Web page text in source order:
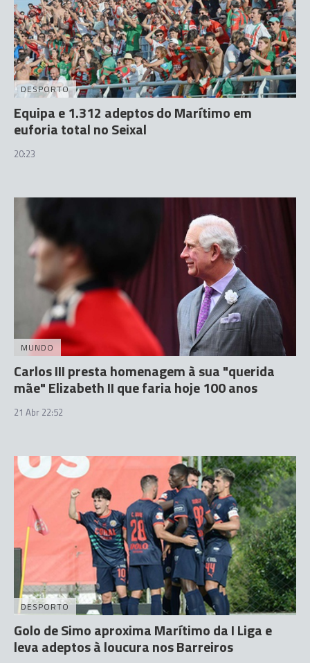
DESPORTO
Equipa e 1.312 adeptos do Marítimo em
euforia total no Seixal
20:23
MUNDO
Carlos III presta homenagem à sua "querida
mãe" Elizabeth II que faria hoje 100 anos
21 Abr 22:52
DESPORTO
Golo de Simo aproxima Marítimo da I Liga e
leva adeptos à loucura nos Barreiros